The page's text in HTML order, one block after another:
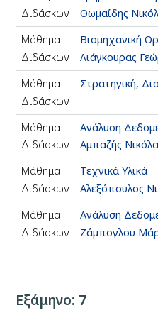
Διδάσκων
Θωμαΐδης
Μάθημα
Βιομηχανική
Διδάσκων
Λιάγκουρας
Μάθημα
Στρατηγική,
Διδάσκων
Μάθημα
Ανάλυση
Διδάσκων
Αμπαζής
Μάθημα
Τεχνικά Υλικά
Διδάσκων
Αλεξόπουλος
Μάθημα
Ανάλυση
Διδάσκων
Ζάμπογλου
Εξάμηνο: 7